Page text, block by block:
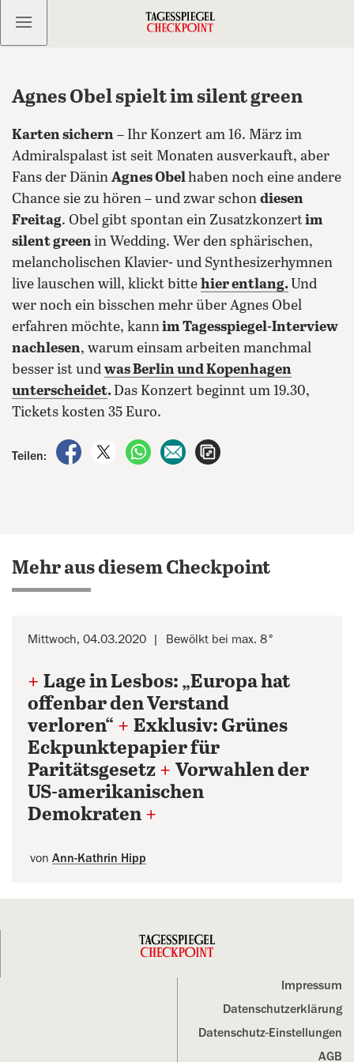
Kostenlos anmelden
Agnes Obel spielt im silent green
Karten sichern – Ihr Konzert am 16. März im
Admiralspalast ist seit Monaten ausverkauft, aber
Fans der Dänin Agnes Obelhaben noch eine andere
Chance sie zu hören – und zwar schon diesen
Freitag. Obel gibt spontan ein Zusatzkonzertim
silent greenin Wedding. Wer den sphärischen,
melancholischen Klavier- und Synthesizerhymnen
live lauschen will, klickt bitte hier entlang. Und
wer noch ein bisschen mehr über Agnes Obel
erfahren möchte, kannim Tagesspiegel-Interview
nachlesen, warum einsam arbeiten manchmal
besser ist und was Berlin und Kopenhagen
unterscheidet.Das Konzert beginnt um 19.30,
Tickets kosten 35 Euro.
Teilen:
auf Facebook teilen
auf X teilenper WhatsApp teilen
per E-Mail teilen
Mehr aus diesem Checkpoint
Mittwoch, 04.03.2020 Bewölkt bei max. 8°
+ Lage in Lesbos: „Europa hat
offenbar den Verstand
verloren“ + Exklusiv: Grünes
Eckpunktepapier für
Paritätsgesetz + Vorwahlen der
US-amerikanischen
Demokraten +
von Ann-Kathrin Hipp
Impressum
Datenschutz­erklärung
Datenschutz-Einstellungen
AGB